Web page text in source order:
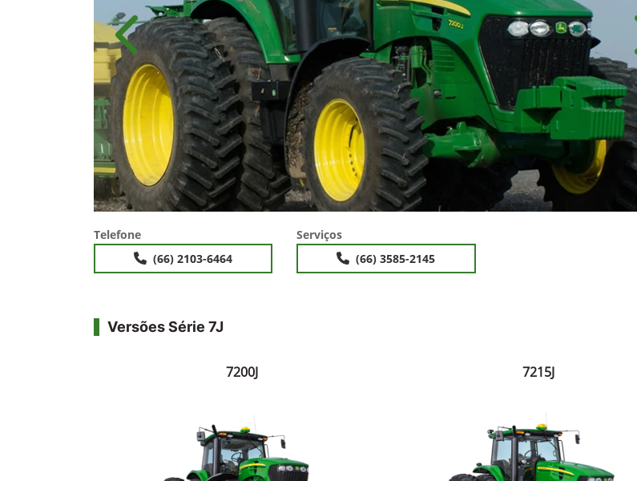
Anterior
Telefone
(66) 2103-6464
Serviços
(66) 3585-2145
Versões Série 7J
7200J 7215J